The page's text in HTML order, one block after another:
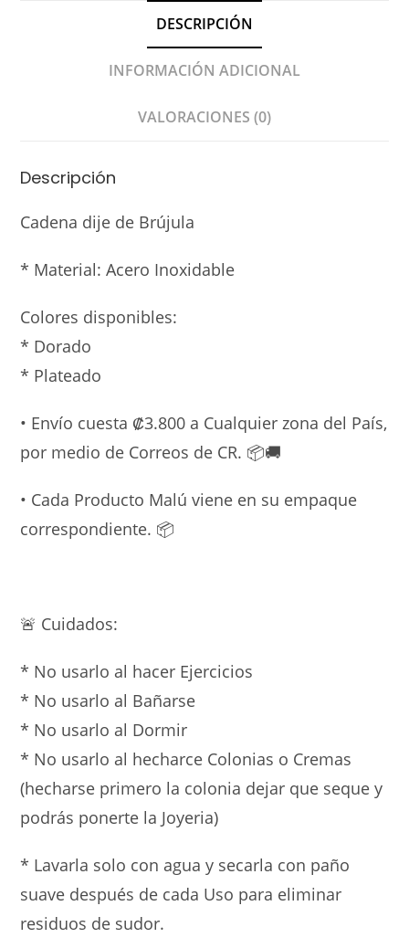
DESCRIPCIÓN
INFORMACIÓN ADICIONAL
VALORACIONES (0)
Descripción
Cadena dije de Brújula
* Material: Acero Inoxidable
Colores disponibles:
* Dorado
* Plateado
• Envío cuesta ₡3.800 a Cualquier zona del País,
por medio de Correos de CR. 📦🚚
• Cada Producto Malú viene en su empaque
correspondiente. 📦
🚨 Cuidados:
* No usarlo al hacer Ejercicios
* ⁠No usarlo al Bañarse
* ⁠No usarlo al Dormir
* ⁠No usarlo al hecharce Colonias o Cremas
(hecharse primero la colonia dejar que seque y
podrás ponerte la Joyeria)
* Lavarla solo con agua y secarla con paño
suave después de cada Uso para eliminar
residuos de sudor.